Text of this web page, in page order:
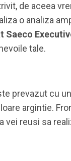
de aceea
o analiza
Saeco
tale.
prevazut cu
argintie.
vei reusi sa